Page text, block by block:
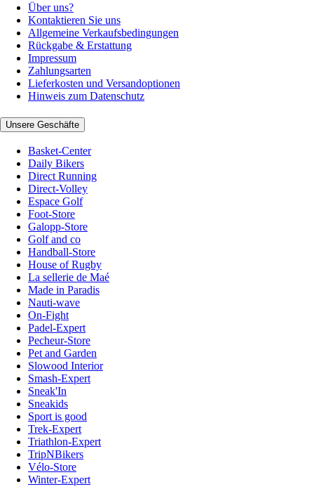
Über uns?
Kontaktieren Sie uns
Allgemeine Verkaufsbedingungen
Rückgabe & Erstattung
Impressum
Zahlungsarten
Lieferkosten und Versandoptionen
Hinweis zum Datenschutz
Unsere Geschäfte
Basket-Center
Daily Bikers
Direct Running
Direct-Volley
Espace Golf
Foot-Store
Galopp-Store
Golf and co
Handball-Store
House of Rugby
La sellerie de Maé
Made in Paradis
Nauti-wave
On-Fight
Padel-Expert
Pecheur-Store
Pet and Garden
Slowood Interior
Smash-Expert
Sneak'In
Sneakids
Sport is good
Trek-Expert
Triathlon-Expert
TripNBikers
Vélo-Store
Winter-Expert